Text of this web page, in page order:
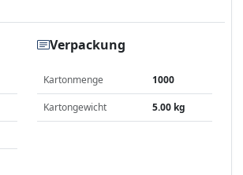
Verpackung
Kartonmenge 1000
Kartongewicht 5.00 kg